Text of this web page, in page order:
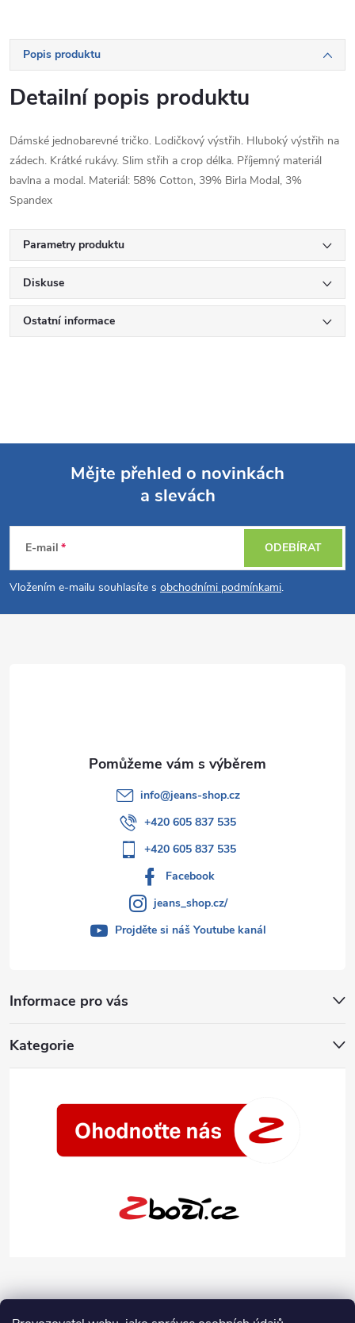
Popis produktu
Detailní popis produktu
Dámské jednobarevné tričko. Lodičkový výstřih. Hluboký výstřih na
zádech. Krátké rukávy. Slim střih a crop délka. Příjemný materiál
bavlna a modal. Materiál: 58% Cotton, 39% Birla Modal, 3%
Spandex
Parametry produktu
Diskuse
Ostatní informace
p
a
Mějte přehled o novinkách
a slevách
E-mail
Vložením e-mailu souhlasíte s obchodními podmínkami.
ODEBÍRAT
Informace pro vás
Kategorie
info@jeans-shop.cz
+420 605 837 535
+420 605 837 535
Facebook
jeans_shop.cz/
Projděte si náš Youtube kanál